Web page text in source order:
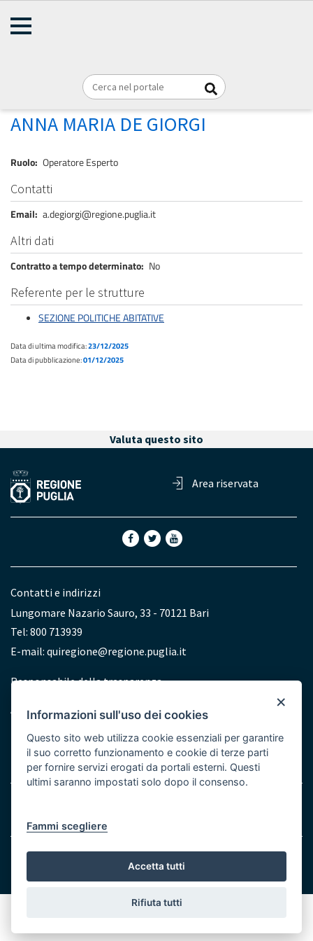
Briciole
Home
DE GIORGI ANNA MARIA
ANNA MARIA DE GIORGI
Ruolo Operatore Esperto
Contatti
Email a.degiorgi@regione.puglia.it
Altri dati
Contratto a tempo determinato No
Referente per le strutture
SEZIONE POLITICHE ABITATIVE
Data di ultima modifica:23/12/2025
Data di pubblicazione:01/12/2025
Valuta questo sito
Area riservata
Contatti e indirizzi
Lungomare Nazario Sauro, 33 - 70121 Bari
Tel: 800 713939
E-mail: quiregione@regione.puglia.it
Redazione
Responsabile della trasparenza
Accessibilità
Bottom
© Regione Puglia
×
Informazioni sull'uso dei cookies
Questo sito web utilizza cookie essenziali per garantire
il suo corretto funzionamento e cookie di terze parti
per fornire servizi erogati da portali esterni. Questi
ultimi saranno impostati solo dopo il consenso.
Fammi scegliere
Accetta tutti
Rifiuta tutti